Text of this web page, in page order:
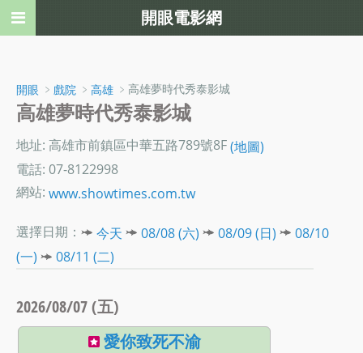
開眼 ﹥ 戲院 ﹥ 高雄 ﹥高雄夢時代秀泰影城
高雄夢時代秀泰影城
地址: 高雄市前鎮區中華五路789號8F(地圖)
電話: 07-8122998
網站: www.showtimes.com.tw
選擇日期： 今天 08/08 (六) 08/09 (日)
08/10
(一)
08/11 (二)
2026/08/07 (五)
愛你致死不渝
開眼電影網